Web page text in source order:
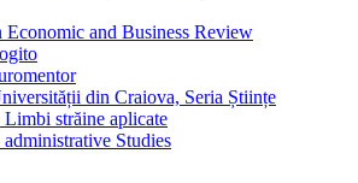
Economic and Business Review
din Craiova, Seria Științe
străine aplicate
Studies